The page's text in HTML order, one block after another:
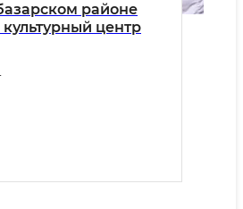
районе
центр